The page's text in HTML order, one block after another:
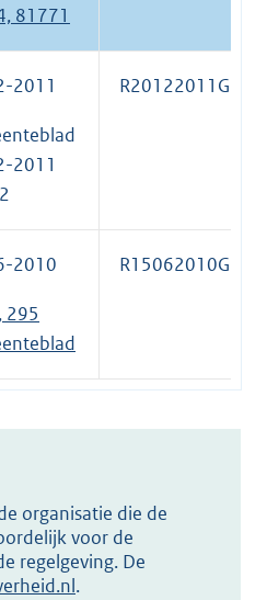
81771
2011
2011
2010
295
organisatie die de
voor de
regelgeving. De
.